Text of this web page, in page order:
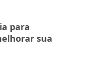
para
sua